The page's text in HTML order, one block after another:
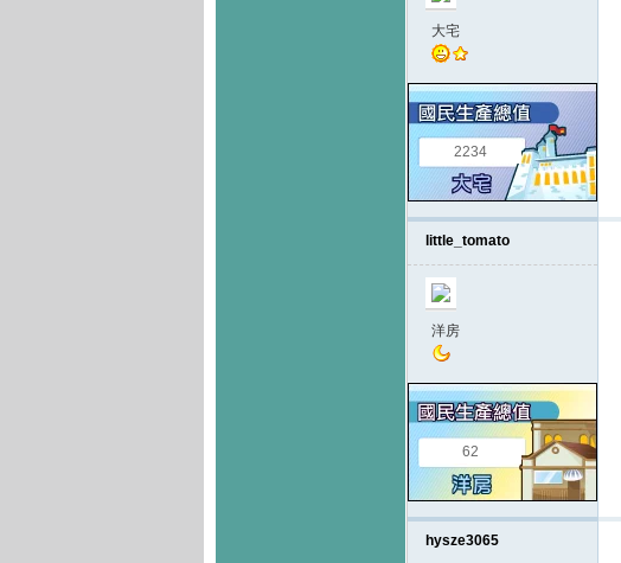
大宅
2234
little_tomato
洋房
62
hysze3065